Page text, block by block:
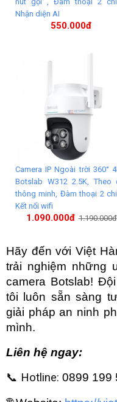
Nhận diện AI
550.000đ
Camera IP Ngoài trời 360°
Botslab W312 2.5K, Theo
thông minh, Đàm thoại 2
Kết nối wifi
1.090.000đ 1.190.000đ
Hãy đến với Việt
trải nghiệm những
camera Botslab!
tôi luôn sẵn sàng
giải pháp an ninh
mình.
Liên hệ ngay:
📞 Hotline: 0899 199